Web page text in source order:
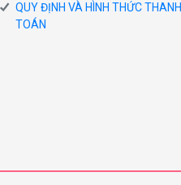
QUY ĐỊNH VÀ HÌNH THỨC THANH
TOÁN